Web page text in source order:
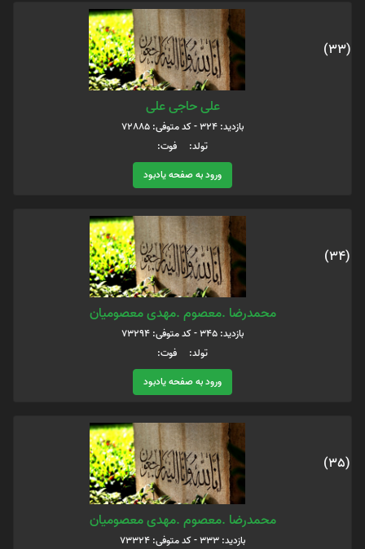
(33)
علی حاجی علی
بازدید: 324 - کد متوفی: 72885
تولد: فوت:
ورود به صفحه یادبود
(34)
محمدرضا .معصوم .مهدی معصومیان
بازدید: 345 - کد متوفی: 73294
تولد: فوت:
ورود به صفحه یادبود
(35)
محمدرضا .معصوم .مهدی معصومیان
بازدید: 333 - کد متوفی: 73324